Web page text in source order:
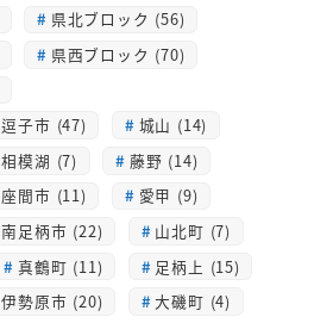
県北ブロック (56)
県西ブロック (70)
逗子市 (47)
城山 (14)
相模湖 (7)
藤野 (14)
座間市 (11)
愛甲 (9)
南足柄市 (22)
山北町 (7)
真鶴町 (11)
足柄上 (15)
伊勢原市 (20)
大磯町 (4)